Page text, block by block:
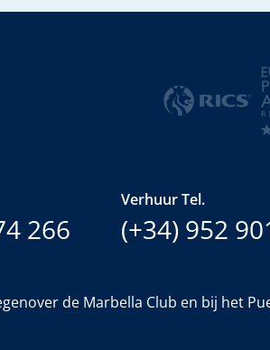
266
Verhuur Tel.
(+34) 952
de Marbella Club en bij het